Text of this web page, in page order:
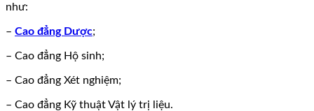
như:
– Cao đẳng Dược;
– Cao đẳng Hộ sinh;
– Cao đẳng Xét nghiệm;
– Cao đẳng Kỹ thuật Vật lý trị liệu.